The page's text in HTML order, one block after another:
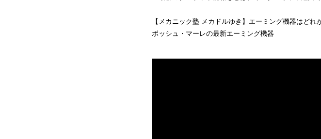
【メカニック塾 メカドルゆき】エーミング機器はどれ
ボッシュ・マーレの最新エーミング機器